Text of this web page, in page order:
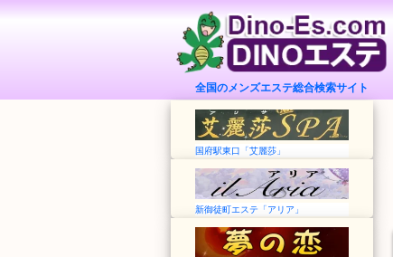
全国のメンズエステ総合検索サイト
国府駅東口「艾麗莎」
新御徒町エステ「アリア」